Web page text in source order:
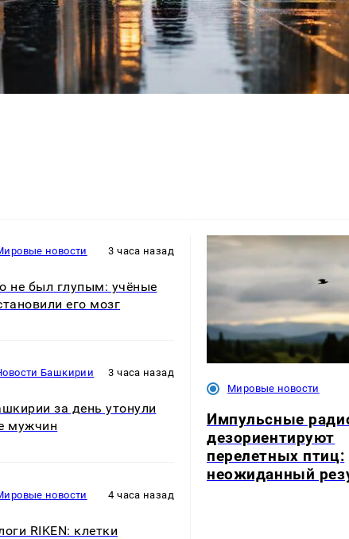
новости 3 часа назад
не был глупым: учёные
его мозг
Башкирии 3 часа назад
за день утонули
мужчин
новости 4 часа назад
RIKEN: клетки
Мировые новости
Импульсные
дезориентируют
перелетных птиц:
неожиданный